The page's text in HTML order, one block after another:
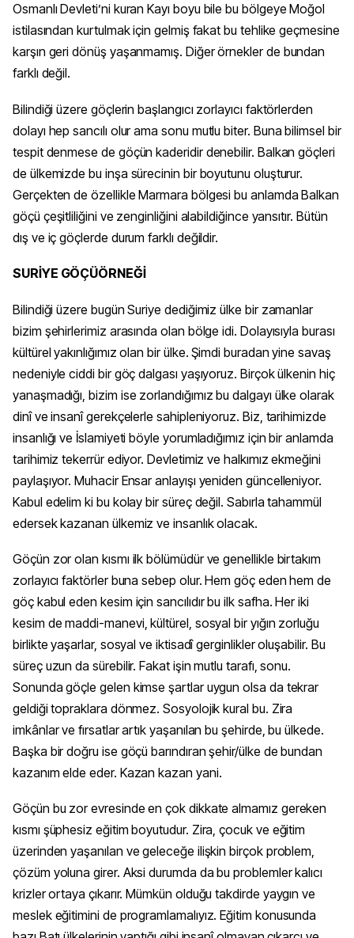
Osmanlı Devleti’ni kuran Kayı boyu bile bu bölgeye Moğol
istilasından kurtulmak için gelmiş fakat bu tehlike geçmesine
karşın geri dönüş yaşanmamış. Diğer örnekler de bundan
farklı değil.
Bilindiği üzere göçlerin başlangıcı zorlayıcı faktörlerden
dolayı hep sancılı olur ama sonu mutlu biter. Buna bilimsel bir
tespit denmese de göçün kaderidir denebilir. Balkan göçleri
de ülkemizde bu inşa sürecinin bir boyutunu oluşturur.
Gerçekten de özellikle Marmara bölgesi bu anlamda Balkan
göçü çeşitliliğini ve zenginliğini alabildiğince yansıtır. Bütün
dış ve iç göçlerde durum farklı değildir.
SURİYE GÖÇÜÖRNEĞİ
Bilindiği üzere bugün Suriye dediğimiz ülke bir zamanlar
bizim şehirlerimiz arasında olan bölge idi. Dolayısıyla burası
kültürel yakınlığımız olan bir ülke. Şimdi buradan yine savaş
nedeniyle ciddi bir göç dalgası yaşıyoruz. Birçok ülkenin hiç
yanaşmadığı, bizim ise zorlandığımız bu dalgayı ülke olarak
dinî ve insanî gerekçelerle sahipleniyoruz. Biz, tarihimizde
insanlığı ve İslamiyeti böyle yorumladığımız için bir anlamda
tarihimiz tekerrür ediyor. Devletimiz ve halkımız ekmeğini
paylaşıyor. Muhacir Ensar anlayışı yeniden güncelleniyor.
Kabul edelim ki bu kolay bir süreç değil. Sabırla tahammül
edersek kazanan ülkemiz ve insanlık olacak.
Göçün zor olan kısmı ilk bölümüdür ve genellikle birtakım
zorlayıcı faktörler buna sebep olur. Hem göç eden hem de
göç kabul eden kesim için sancılıdır bu ilk safha. Her iki
kesim de maddi-manevi, kültürel, sosyal bir yığın zorluğu
birlikte yaşarlar, sosyal ve iktisadî gerginlikler oluşabilir. Bu
süreç uzun da sürebilir. Fakat işin mutlu tarafı, sonu.
Sonunda göçle gelen kimse şartlar uygun olsa da tekrar
geldiği topraklara dönmez. Sosyolojik kural bu. Zira
imkânlar ve fırsatlar artık yaşanılan bu şehirde, bu ülkede.
Başka bir doğru ise göçü barındıran şehir/ülke de bundan
kazanım elde eder. Kazan kazan yani.
Göçün bu zor evresinde en çok dikkate almamız gereken
kısmı şüphesiz eğitim boyutudur. Zira, çocuk ve eğitim
üzerinden yaşanılan ve geleceğe ilişkin birçok problem,
çözüm yoluna girer. Aksi durumda da bu problemler kalıcı
krizler ortaya çıkarır. Mümkün olduğu takdirde yaygın ve
meslek eğitimini de programlamalıyız. Eğitim konusunda